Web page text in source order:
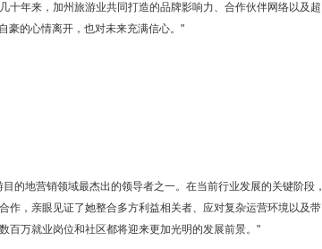
年来，加州旅游业共同打造的品牌影响力、合作伙伴网络以及超
豪的心情离开，也对未来充满信心。"
的地营销领域最杰出的领导者之一。在当前行业发展的关键阶段，
作，亲眼见证了她整合多方利益相关者、应对复杂运营环境以及带
百万就业岗位和社区都将迎来更加光明的发展前景。"